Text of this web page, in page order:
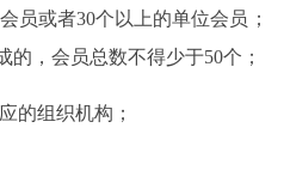
员或者30个以上的单位会员；
，会员总数不得少于50个；
的组织机构；